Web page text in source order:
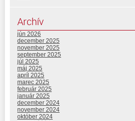
Archív
jún 2026
december 2025
november 2025
september 2025
júl 2025
máj 2025
apríl 2025
marec 2025
február 2025
január 2025
december 2024
november 2024
október 2024